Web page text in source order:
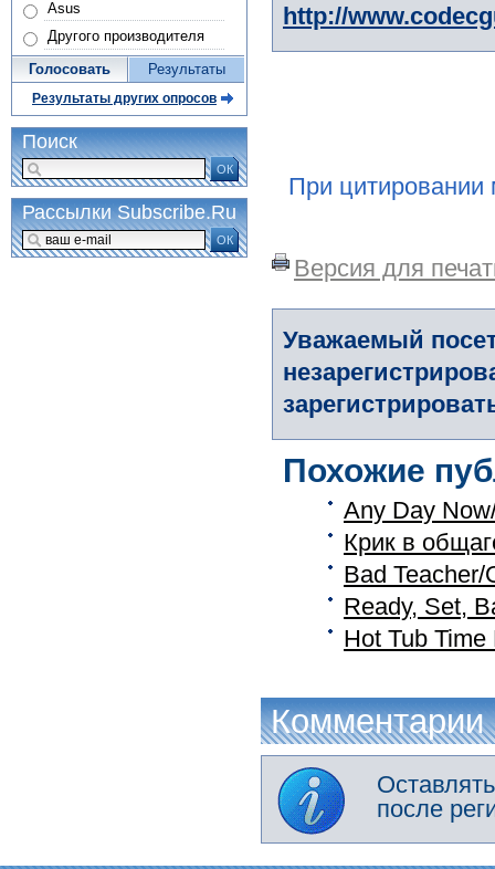
http://
При цитировании
Версия для
Уважаемый
Похожие
Any Day
Крик в
Bad Teacher/
Ready, Set,
Hot Tub
Комментарии
после
Asus
Другого производителя
Голосовать Результаты
Результаты других опросов
Поиск
ОК
Рассылки Subscribe.Ru
ОК